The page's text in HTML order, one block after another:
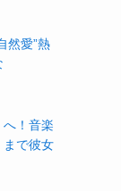
然愛”熱
！音楽
で彼女